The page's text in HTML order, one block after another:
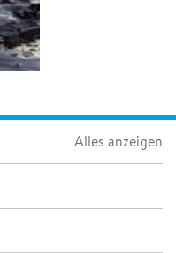
Alles anzeigen